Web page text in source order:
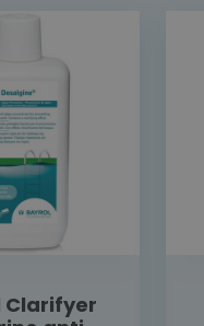
Clarifyer